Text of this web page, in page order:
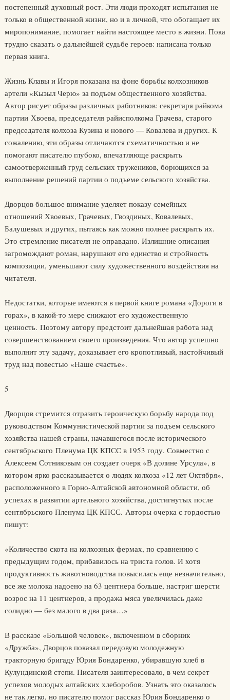
постепенный духовный рост. Эти люди проходят испытания не
только в общественной жизни, но и в личной, что обогащает их
миропонимание, помогает найти настоящее место в жизни. Пока
трудно сказать о дальнейшей судьбе героев: написана только
первая книга.
Жизнь Клавы и Игоря показана на фоне борьбы колхозников
артели «Кызыл Черю» за подъем общественного хозяйства.
Автор рисует образы различных работников: секретаря райкома
партии Хвоева, председателя райисполкома Грачева, старого
председателя колхоза Кузина и нового — Ковалева и других. К
сожалению, эти образы отличаются схематичностью и не
помогают писателю глубоко, впечатляюще раскрыть
самоотверженный груд сельских тружеников, борющихся за
выполнение решений партии о подъеме сельского хозяйства.
Дворцов большое внимание уделяет показу семейных
отношений Хвоевых, Грачевых, Гвоздиных, Ковалевых,
Балушевых и других, пытаясь как можно полнее раскрыть их.
Это стремление писателя не оправдано. Излишние описания
загромождают роман, нарушают его единство и стройность
композиции, уменьшают силу художественного воздействия на
читателя.
Недостатки, которые имеются в первой книге романа «Дороги в
горах», в какой-то мере снижают его художественную
ценность. Поэтому автору предстоит дальнейшая работа над
совершенствованием своего произведения. Что автор успешно
выполнит эту задачу, доказывает его кропотливый, настойчивый
труд над повестью «Наше счастье».
5
Дворцов стремится отразить героическую борьбу народа под
руководством Коммунистической партии за подъем сельского
хозяйства нашей страны, начавшегося после исторического
сентябрьского Пленума ЦК КПСС в 1953 году. Совместно с
Алексеем Сотниковым он создает очерк «В долине Урсула», в
котором ярко рассказывается о людях колхоза «12 лет Октября»,
расположенного в Горно-Алтайской автономной области, об
успехах в развитии артельного хозяйства, достигнутых после
сентябрьского Пленума ЦК КПСС. Авторы очерка с гордостью
пишут:
«Количество скота на колхозных фермах, по сравнению с
предыдущим годом, прибавилось на триста голов. И хотя
продуктивность животноводства повысилась еще незначительно,
все же молока надоено на 63 центнера больше, настриг шерсти
возрос на 11 центнеров, а продажа мяса увеличилась даже
солидно — без малого в два раза…»
В рассказе «Большой человек», включенном в сборник
«Дружба», Дворцов показал передовую молодежную
тракторную бригаду Юрия Бондаренко, убиравшую хлеб в
Кулундинской степи. Писателя заинтересовало, в чем секрет
успехов молодых алтайских хлеборобов. Узнать это оказалось
не так легко, но писателю помог рассказ Юрия Бондаренко о